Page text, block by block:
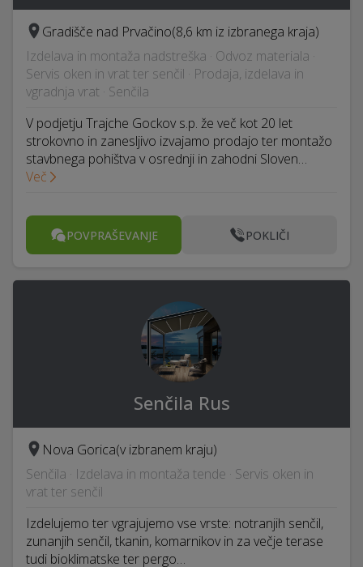
Gradišče nad Prvačino(8,6 km iz izbranega kraja)
Izdelava in montaža nadstreška · Odvoz materiala ·
Servis oken in vrat ter senčil · Prodaja, izdelava in
vgradnja vrat · Senčila
V podjetju Trajche Gockov s.p. že več kot 20 let
strokovno in zanesljivo izvajamo prodajo ter montažo
stavbnega pohištva v osrednji in zahodni Sloven…
Več
POVPRAŠEVANJE POKLIČI
Senčila Rus
Nova Gorica(v izbranem kraju)
Senčila · Izdelava in montaža tende · Servis oken in
vrat ter senčil
Izdelujemo ter vgrajujemo vse vrste: notranjih senčil,
zunanjih senčil, tkanin, komarnikov in za večje terase
tudi bioklimatske ter pergo…